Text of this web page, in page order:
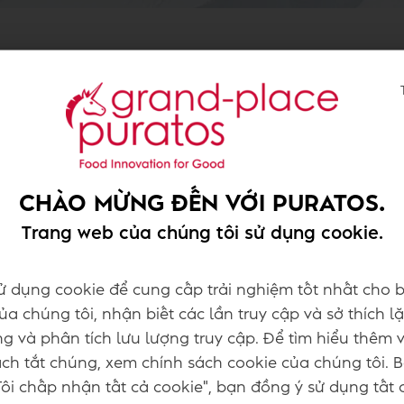
Foodservice Retail
– khao khát điều gì từ ngành bánh ngọt
toàn bộ những xu hướng mới nhất, dựa trên
mã hành vi và dự đoán nhu cầu thực phẩm
quốc gia, được thu thập liên tục hơn 10
- #TasteTomorrow mang đến cái nhìn
CHÀO MỪNG ĐẾN VỚI PURATOS.
Trang web của chúng tôi sử dụng cookie.
dụng cookie để cung cấp trải nghiệm tốt nhất cho
chúng tôi, nhận biết các lần truy cập và sở thích
và phân tích lưu lượng truy cập. Để tìm hiểu thêm
tắt chúng, xem chính sách cookie của chúng tôi.
chấp nhận tất cả cookie", bạn đồng ý sử dụng tất